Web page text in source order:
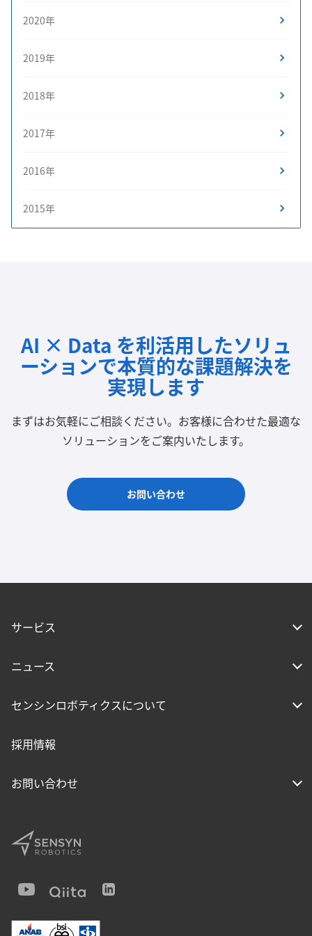
2020年
2019年
2018年
2017年
2016年
2015年
AI × Data を利活用したソリュ
ーションで本質的な課題解決を
実現します
まずはお気軽にご相談ください。 お客様に合わせた最適な
ソリューションをご案内いたします。
お問い合わせ
サービス
ニュース
センシンロボティクスについて
採用情報
お問い合わせ